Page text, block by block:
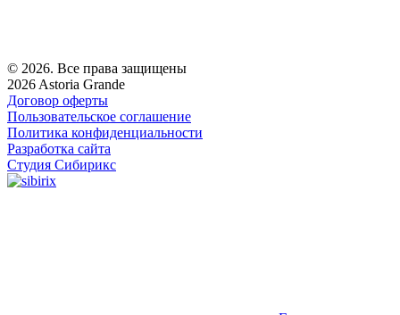
© 2026. Все права защищены
2026 Astoria Grande
Договор оферты
Пользовательское соглашение
Политика конфиденциальности
Разработка сайта
Студия Сибирикс